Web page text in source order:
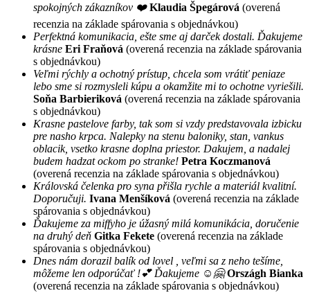
spokojných zákazníkov ❤️ Klaudia Špegárová (overená
recenzia na základe spárovania s objednávkou)
Perfektná komunikacia, ešte sme aj darček dostali. Ďakujeme
krásne Eri Fraňová (overená recenzia na základe spárovania
s objednávkou)
Veľmi rýchly a ochotný prístup, chcela som vrátiť peniaze
lebo sme si rozmysleli kúpu a okamžite mi to ochotne vyriešili.
Soňa Barbieriková (overená recenzia na základe spárovania
s objednávkou)
Krasne pastelove farby, tak som si vzdy predstavovala izbicku
pre nasho krpca. Nalepky na stenu baloniky, stan, vankus
oblacik, vsetko krasne doplna priestor. Dakujem, a nadalej
budem hadzat ockom po stranke! Petra Koczmanová
(overená recenzia na základe spárovania s objednávkou)
Královská čelenka pro syna přišla rychle a materiál kvalitní.
Doporučuji. Ivana Menšíková (overená recenzia na základe
spárovania s objednávkou)
Ďakujeme za miffyho je úžasný milá komunikácia, doručenie
na druhý deň Gitka Fekete (overená recenzia na základe
spárovania s objednávkou)
Dnes nám dorazil balík od lovel , veľmi sa z neho tešíme,
môžeme len odporúčať !💕 Ďakujeme ☺️🤗 Országh Bianka
(overená recenzia na základe spárovania s objednávkou)